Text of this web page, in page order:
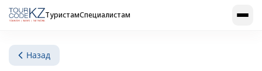
ТуристамСпециалистам
Назад